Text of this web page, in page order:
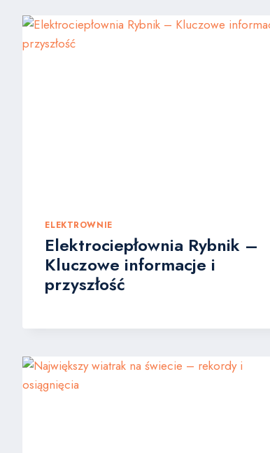
ELEKTROWNIE
Elektrociepłownia Rybnik –
Kluczowe informacje i
przyszłość